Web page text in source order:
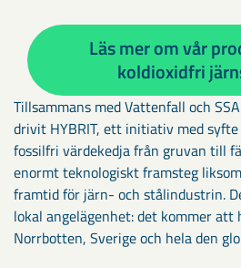
Läs mer om vår
koldioxidfri
Tillsammans med Vattenfall och
drivit HYBRIT, ett initiativ med
fossilfri värdekedja från gruvan till
enormt teknologiskt framsteg
framtid för järn- och stålindustrin.
lokal angelägenhet: det kommer att
Norrbotten, Sverige och hela den